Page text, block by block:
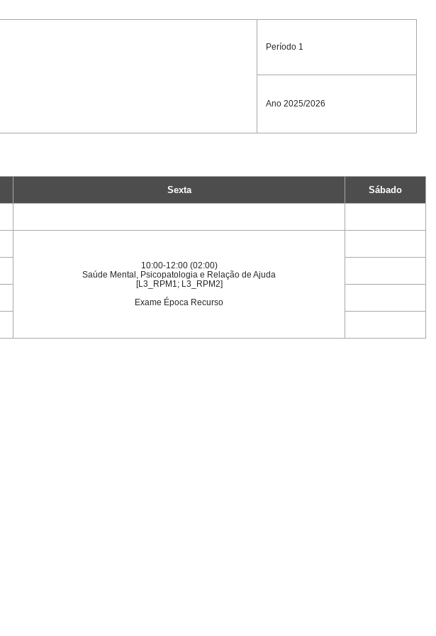
Período 1
Ano 2025/2026
Sexta Sábado
10:00-12:00 (02:00)
Saúde Mental, Psicopatologia e Relação de Ajuda
[L3_RPM1; L3_RPM2]
Exame Época Recurso